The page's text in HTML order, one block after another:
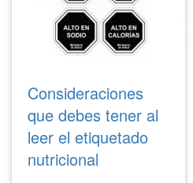
Consideraciones
que debes tener al
leer el etiquetado
nutricional